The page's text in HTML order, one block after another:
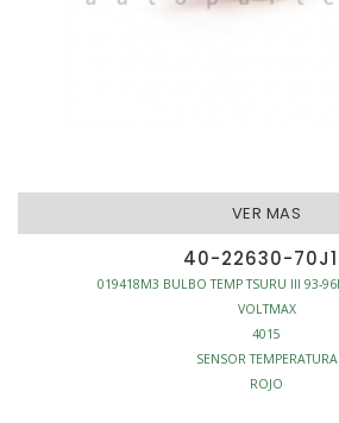
VER MAS
40-22630-
019418M3 BULBO TEMP TSURU III 93-
VOLTMAX
4015
SENSOR TEMPERATURA
ROJO